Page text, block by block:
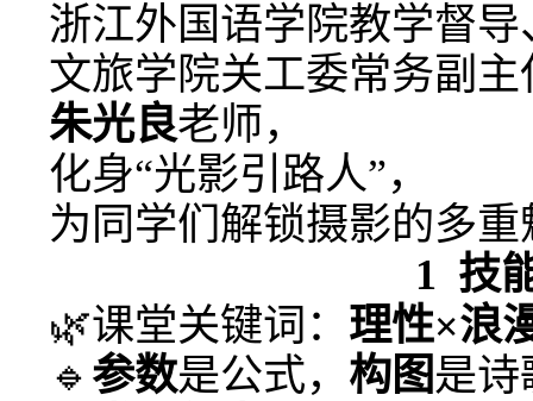
浙江外国语学院教学督导
文旅学院关工委常务副主
朱光良老师，
化身“光影引路人”，
为同学们解锁摄影的多重
1 技
🌿课堂关键词： 理性×浪
🔹 参数是公式， 构图是诗